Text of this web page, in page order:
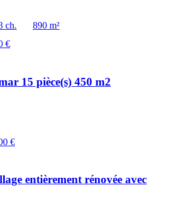
ch.
890 m²
€
15 pièce(s) 450 m2
€
entièrement rénovée avec